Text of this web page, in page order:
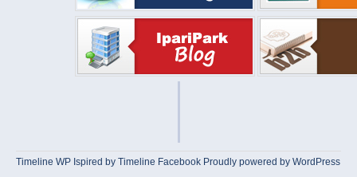
Timeline WP Ispired byTimeline Facebook Proudly powered by WordPress